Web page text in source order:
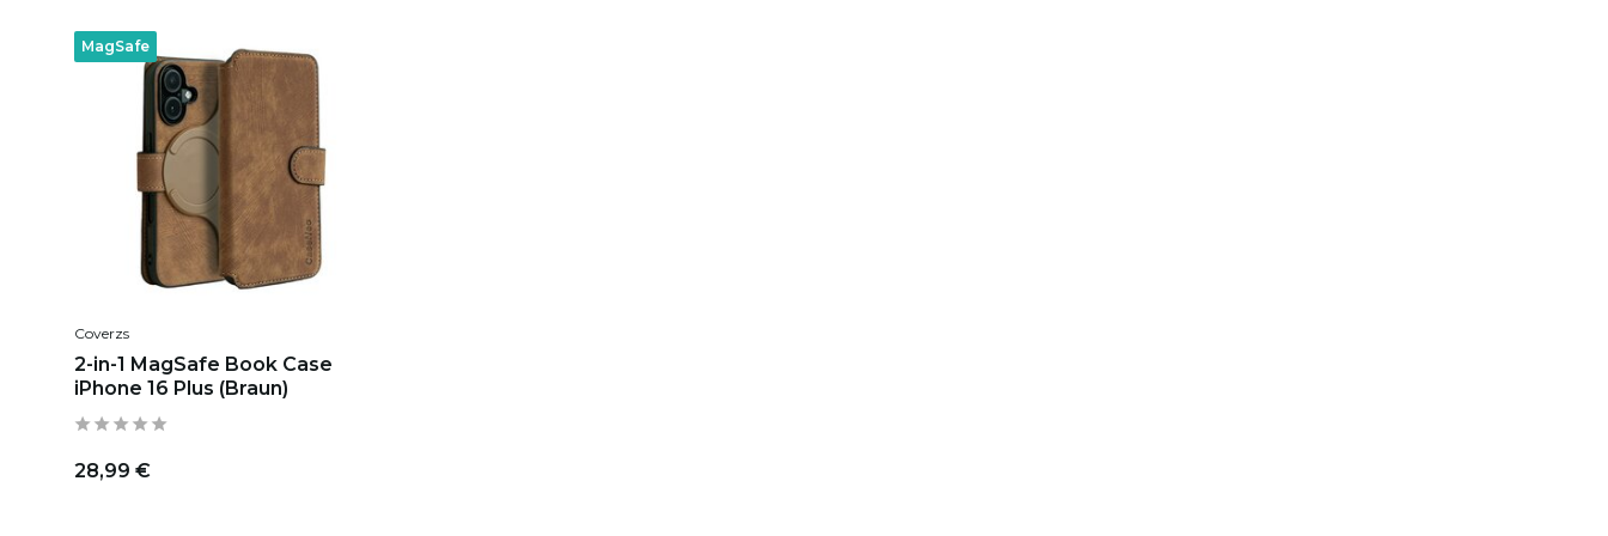
MagSafe
Coverzs
2-in-1 MagSafe Book Case
iPhone 16 Plus (Braun)
28,99 €